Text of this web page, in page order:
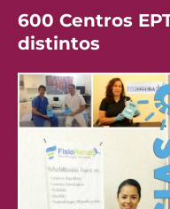
600 Centros
distintos